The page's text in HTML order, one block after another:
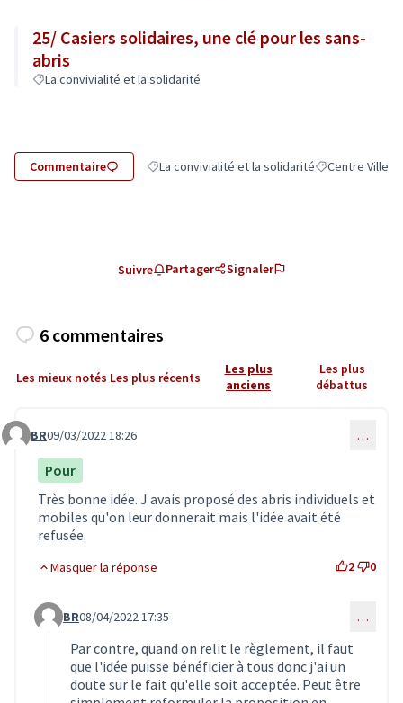
25/ Casiers solidaires, une clé pour les sans-
abris
La convivialité et la solidarité
Commentaire Filtrer les résultats de la catégorie : La
La convivialité et la solidaritéFiltrer les
Centre Ville
Suivre Partager Signaler
6 commentaires
Les mieux notés Les plus récents
Les plus
anciens
Les plus
débattus
Commentaire 3553
BR09/03/2022 18:26 …
Pour
Très bonne idée. J avais proposé des abris individuels et
mobiles qu'on leur donnerait mais l'idée avait été
refusée.
Masquer la réponse 2 0
Commentaire 3824 (réponse au commentaire 3553)
BR08/04/2022 17:35 …
Par contre, quand on relit le règlement, il faut
que l'idée puisse bénéficier à tous donc j'ai un
doute sur le fait qu'elle soit acceptée. Peut être